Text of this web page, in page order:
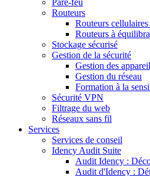
Pare-feu
Routeurs
Routeurs
Routeurs à
Stockage sécurisé
Gestion de la sécurité
Gestion des
Gestion du réseau
Formation à la
Sécurité VPN
Filtrage du web
Réseaux sans fil
Services
Services de conseil
Idency Audit Suite
Audit Idency :
Audit d'Idency :